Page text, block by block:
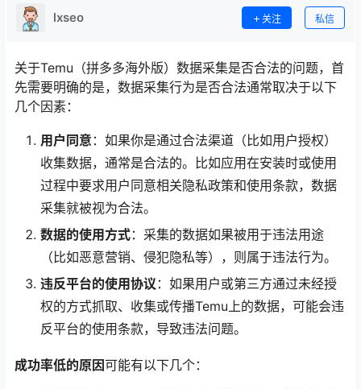
lxseo 关注 私信
关于Temu（拼多多海外版）数据采集是否合法的问题，首
先需要明确的是，数据采集行为是否合法通常取决于以下
几个因素：
用户同意 ：如果你是通过合法渠道（比如用户授权）
收集数据，通常是合法的。比如应用在安装时或使用
过程中要求用户同意相关隐私政策和使用条款，数据
采集就被视为合法。
数据的使用方式：采集的数据如果被用于违法用途
（比如恶意营销、侵犯隐私等），则属于违法行为。
违反平台的使用协议 ：如果用户或第三方通过未经授
权的方式抓取、收集或传播Temu上的数据，可能会违
反平台的使用条款，导致违法问题。
成功率低的原因可能有以下几个：